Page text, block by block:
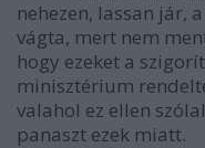
nehezen, lassan jár,
vágta, mert nem
hogy ezeket a
minisztérium
valahol ez ellen
panaszt ezek miatt.